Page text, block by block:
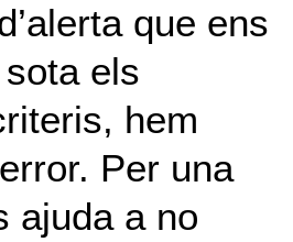
que ens
els
hem
Per una
ajuda a no